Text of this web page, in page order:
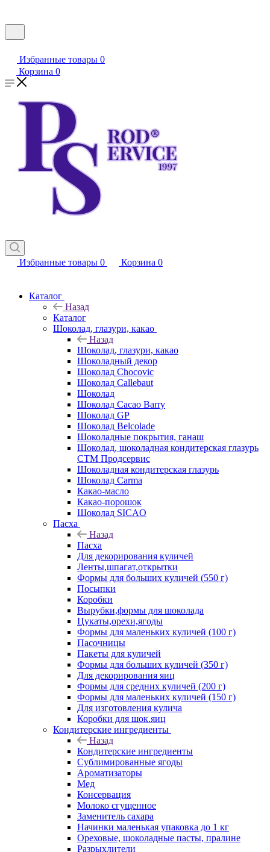
Избранные товары 0
Корзина 0
Избранные товары 0 Корзина 0
Каталог
Назад
Каталог
Шоколад, глазури, какао
Назад
Шоколад, глазури, какао
Шоколадный декор
Шоколад Chocovic
Шоколад Callebaut
Шоколад
Шоколад Cacao Barry
Шоколад GP
Шоколад Belcolade
Шоколадные покрытия, ганаш
Шоколад, шоколадная кондитерская глазурь
СТМ Продсервис
Шоколадная кондитерская глазурь
Шоколад Carma
Какао-масло
Какао-порошок
Шоколад SICAO
Пасха
Назад
Пасха
Для декорирования куличей
Ленты,шпагат,открытки
Формы для больших куличей (550 г)
Посыпки
Коробки
Вырубки,формы для шоколада
Цукаты,орехи,ягоды
Формы для маленьких куличей (100 г)
Пасочницы
Пакеты для куличей
Формы для больших куличей (350 г)
Для декорирования яиц
Формы для средних куличей (200 г)
Формы для маленьких куличей (150 г)
Для изготовления кулича
Коробки для шок.яиц
Кондитерские ингредиенты
Назад
Кондитерские ингредиенты
Сублимированные ягоды
Ароматизаторы
Мед
Консервация
Молоко сгущенное
Заменитель сахара
Начинки маленькая упаковка до 1 кг
Ореховые, шоколадные пасты, пралине
Разрыхлители